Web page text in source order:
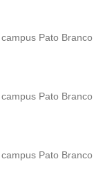
Pato Branco
Pato Branco
Pato Branco